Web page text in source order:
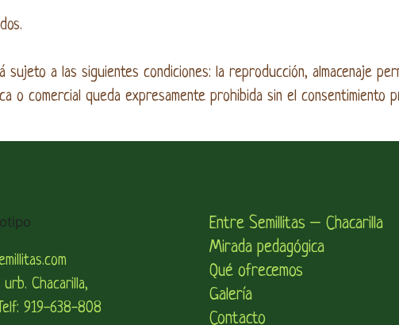
sujeto a las siguientes condiciones: la reproducción, almacenaje
o comercial queda expresamente prohibida sin el
Chacarilla,
919-638-808
Entre Semillitas – Chacarilla
Mirada pedagógica
Qué ofrecemos
Galería
Contacto